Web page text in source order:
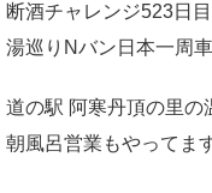
断酒チャレンジ523日目
湯巡りNバン日本一周
道の駅 阿寒丹頂の里の
朝風呂営業もやってます